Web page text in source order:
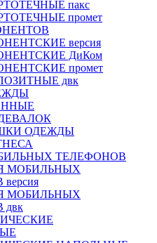
пакс
промет
версия
ДиКом
промет
двк
ОДЕЖДЫ
ТЕЛЕФОНОВ
МОБИЛЬНЫХ
МОБИЛЬНЫХ